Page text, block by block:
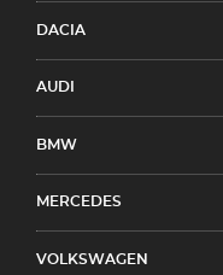
DACIA
AUDI
BMW
MERCEDES
VOLKSWAGEN